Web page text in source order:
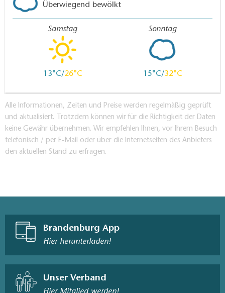
Überwiegend bewölkt
Samstag
13 26
Sonntag
15 32
Alle Informationen, Zeiten und Preise werden regelmäßig geprüft
und aktualisiert. Trotzdem können wir für die Richtigkeit der Daten
keine Gewähr übernehmen. Wir empfehlen Ihnen, vor Ihrem Besuch
telefonisch / per E-Mail oder über die Internetseiten des Anbieters
den aktuellen Stand zu erfragen.
Brandenburg App
Hier herunterladen!
Unser Verband
Hier Mitglied werden!